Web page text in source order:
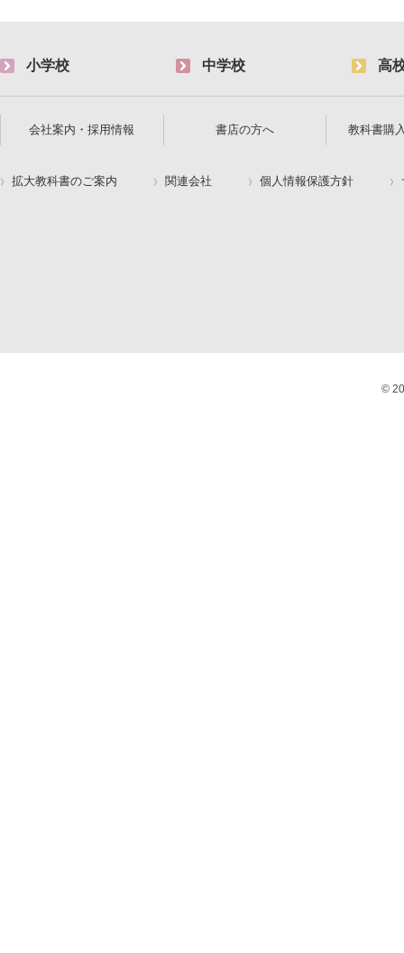
小学校 中学校 高
会社案内・採用情報 書店の方へ 教科書購
拡大教科書のご案内 関連会社 個人情報保護方針
©